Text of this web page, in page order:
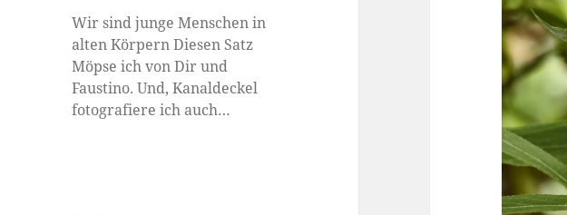
Wir sind junge Menschen in
alten Körpern Diesen Satz
Möpse ich von Dir und
Faustino. Und, Kanaldeckel
fotografiere ich auch…